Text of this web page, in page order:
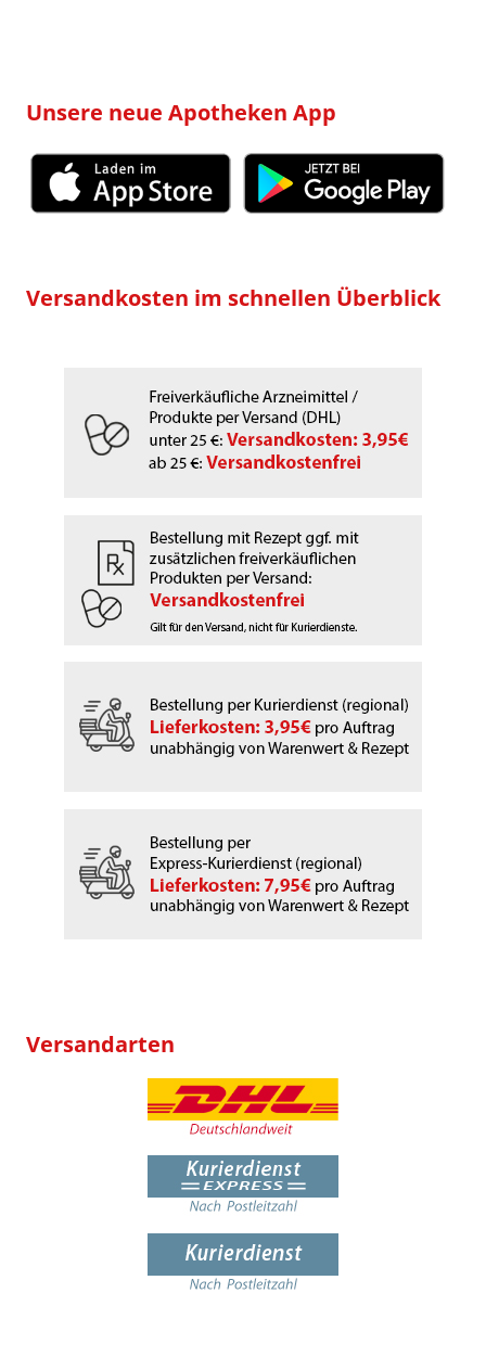
Unsere neue Apotheken App
Versandkosten im schnellen Überblick
Versandarten